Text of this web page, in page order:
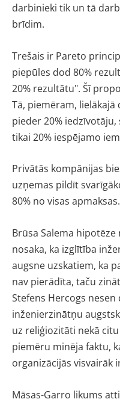
darbinieki tik un tā
brīdim.
Trešais ir Pareto
piepūles dod 80%
20% rezultātu". Šī
Tā, piemēram, lielākajā
pieder 20%
tikai 20% iespējamo
Privātās kompānijas
uzņemas pildīt
80% no visas apmaksas.
Brūsa Salema
nosaka, ka izglītība
augsne uzskatiem, ka
nav pierādīta, taču
Stefens Hercogs
inženierzinātņu
uz reliģiozitāti nekā
piemēru minēja faktu,
organizācijās visvairāk
Māsas-Garro likums